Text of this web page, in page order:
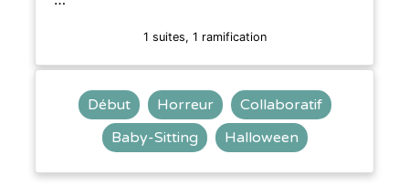
1 suites, 1 ramification
Début Horreur
Collaboratif
Baby-Sitting
Halloween